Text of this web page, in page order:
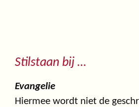
Stilstaan bij …
Evangelie
Hiermee wordt niet de